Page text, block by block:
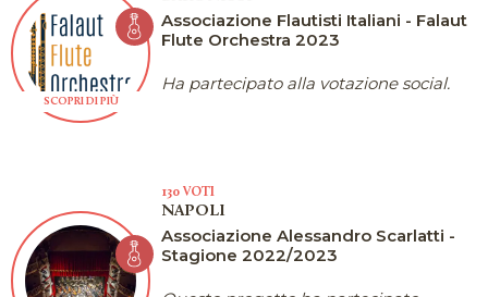
SCOPRI DI PIÙ
Associazione Flautisti Italiani - Falaut
Flute Orchestra 2023
Ha partecipato alla votazione social.
130 VOTI
NAPOLI
Associazione Alessandro Scarlatti -
Stagione 2022/2023